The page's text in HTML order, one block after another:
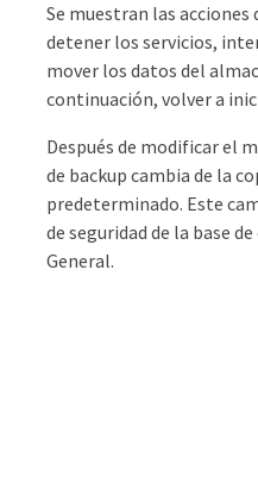
Se muestran las acciones
detener los servicios,
mover los datos del
continuación, volver a
Después de modificar el
de backup cambia de la
predeterminado. Este
de seguridad de la base
General.